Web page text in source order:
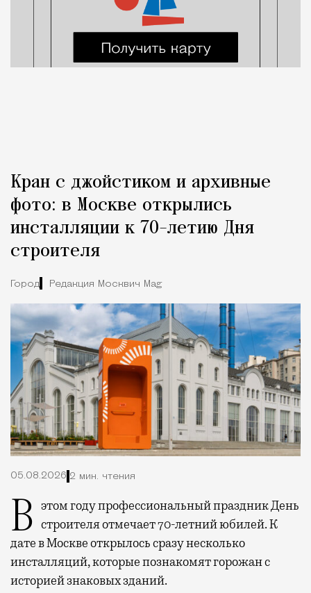
Кран с джойстиком и архивные
фото: в Москве открылись
инсталляции к 70-летию Дня
строителя
Город Редакция Москвич Mag
05.08.2026 2 мин. чтения
В этом году профессиональный праздник День строителя отмечает 70-летний юбилей. К
дате в Москве открылось сразу несколько
инсталляций, которые познакомят горожан с
историей знаковых зданий.